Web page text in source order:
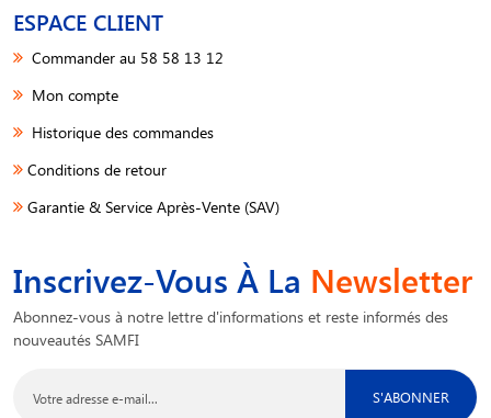
ESPACE CLIENT
Commander au 58 58 13 12
Mon compte
Historique des commandes
Conditions de retour
Garantie & Service Après-Vente (SAV)
Inscrivez-Vous À La Newsletter
Abonnez-vous à notre lettre d'informations et reste informés des
nouveautés SAMFI
S'ABONNER